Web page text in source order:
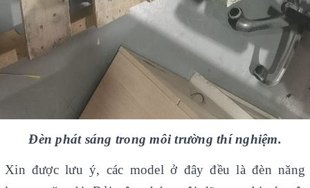
Đèn phát sáng trong môi trường thí nghiệm.
Xin được lưu ý, các model ở đây đều là đèn năng